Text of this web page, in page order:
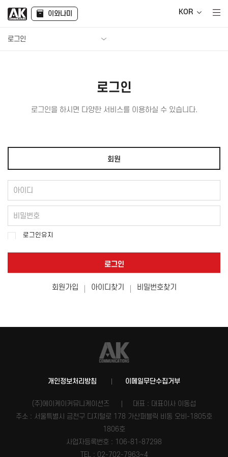
이와나미 KOR
로그인
로그인
로그인을 하시면 다양한 서비스를 이용하실 수 있습니다.
회원
로그인유지
로그인
회원가입 아이디찾기 비밀번호찾기
개인정보처리방침 이메일무단수집거부
(주)에이케이커뮤니케이션즈
대표 : 대표이사 이동섭
주소 : 서울특별시 금천구 디지털로 178 가산퍼블릭 비동 오비-1805호
1806호
사업자등록번호 : 106-81-87298
TEL : 02-702-7963~4